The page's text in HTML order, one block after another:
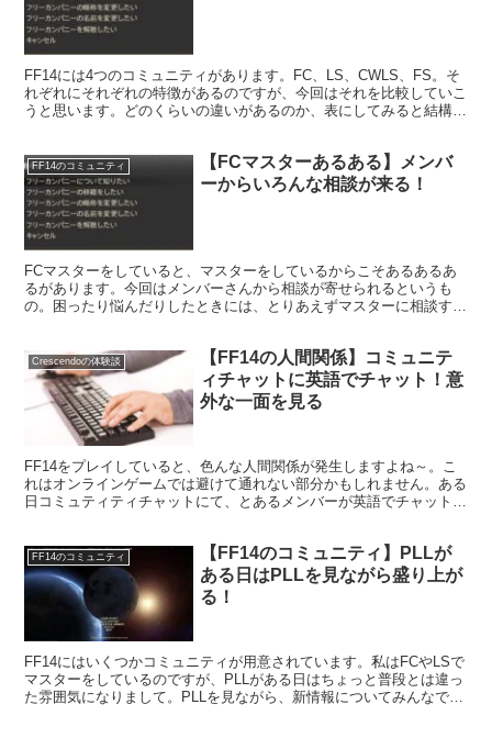
FF14には4つのコミュニティがあります。FC、LS、CWLS、FS。そ
れぞれにそれぞれの特徴があるのですが、今回はそれを比較していこ
うと思います。どのくらいの違いがあるのか、表にしてみると結構は
FF14のコミュニティ
【FCマスターあるある】メンバ
ーからいろんな相談が来る！
FCマスターをしていると、マスターをしているからこそあるあるあ
るがあります。今回はメンバーさんから相談が寄せられるというも
の。困ったり悩んだりしたときには、とりあえずマスターに相談する
Crescendoの体験談
【FF14の人間関係】コミュニテ
ィチャットに英語でチャット！意
外な一面を見る
FF14をプレイしていると、色んな人間関係が発生しますよね～。こ
れはオンラインゲームでは避けて通れない部分かもしれません。ある
日コミュティティチャットにて、とあるメンバーが英語でチャットを
FF14のコミュニティ
【FF14のコミュニティ】PLLが
ある日はPLLを見ながら盛り上が
る！
FF14にはいくつかコミュニティが用意されています。私はFCやLSで
マスターをしているのですが、PLLがある日はちょっと普段とは違っ
た雰囲気になりまして。PLLを見ながら、新情報についてみんなでチ